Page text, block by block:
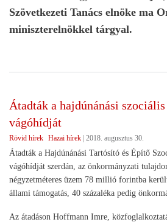
Szövetkezeti Tanács elnöke ma
miniszterelnökkel tárgyal.
Átadták a hajdúnánási
vágóhídját
Rövid hírek Hazai hírek 2018. augusztus 30.
Átadták a Hajdúnánási Tartósító és Építő
vágóhídját szerdán, az önkormányzati
négyzetméteres üzem 78 millió forintba
állami támogatás, 40 százaléka pedig
Az átadáson Hoffmann Imre,